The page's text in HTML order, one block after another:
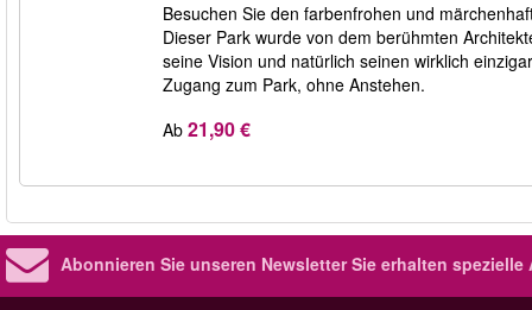
Besuchen Sie den farbenfrohen und
Dieser Park wurde von dem berühmten
seine Vision und natürlich seinen wirklich
Zugang zum Park, ohne Anstehen.
Ab 21,90 €
Abonnieren Sie unseren NewsletterSie erhalten spezielle